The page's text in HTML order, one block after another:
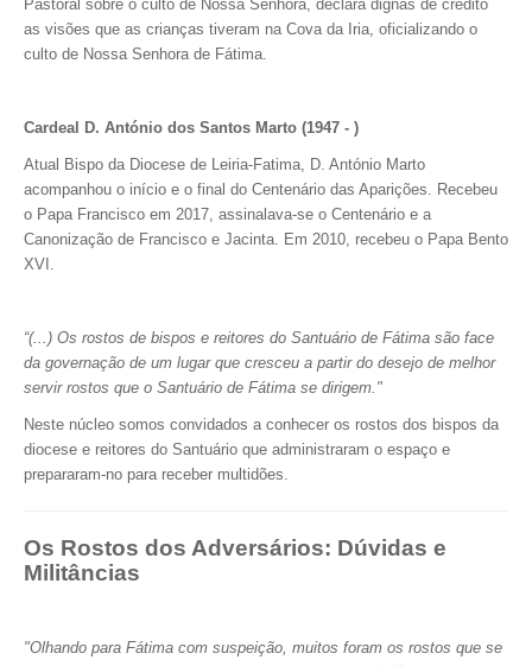
Pastoral sobre o culto de Nossa Senhora, declara dignas de crédito
as visões que as crianças tiveram na Cova da Iria, oficializando o
culto de Nossa Senhora de Fátima.
Cardeal D. António dos Santos Marto (1947 - )
Atual Bispo da Diocese de Leiria-Fatima, D. António Marto
acompanhou o início e o final do Centenário das Aparições. Recebeu
o Papa Francisco em 2017, assinalava-se o Centenário e a
Canonização de Francisco e Jacinta. Em 2010, recebeu o Papa Bento
XVI.
“(...) Os rostos de bispos e reitores do Santuário de Fátima são face
da governação de um lugar que cresceu a partir do desejo de melhor
servir rostos que o Santuário de Fátima se dirigem."
Neste núcleo somos convidados a conhecer os rostos dos bispos da
diocese e reitores do Santuário que administraram o espaço e
prepararam-no para receber multidões.
Os Rostos dos Adversários: Dúvidas e
Militâncias
"Olhando para Fátima com suspeição, muitos foram os rostos que se